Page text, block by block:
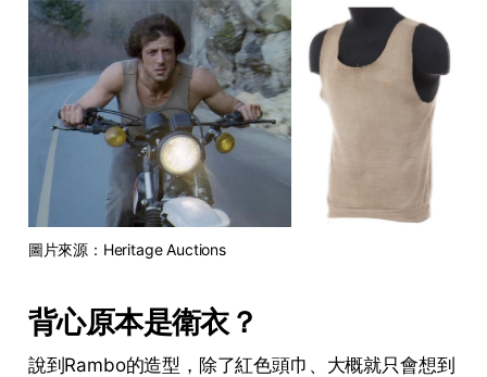
圖片來源：Heritage Auctions
背心原本是衛衣？
說到Rambo的造型，除了紅色頭巾、大概就只會想到